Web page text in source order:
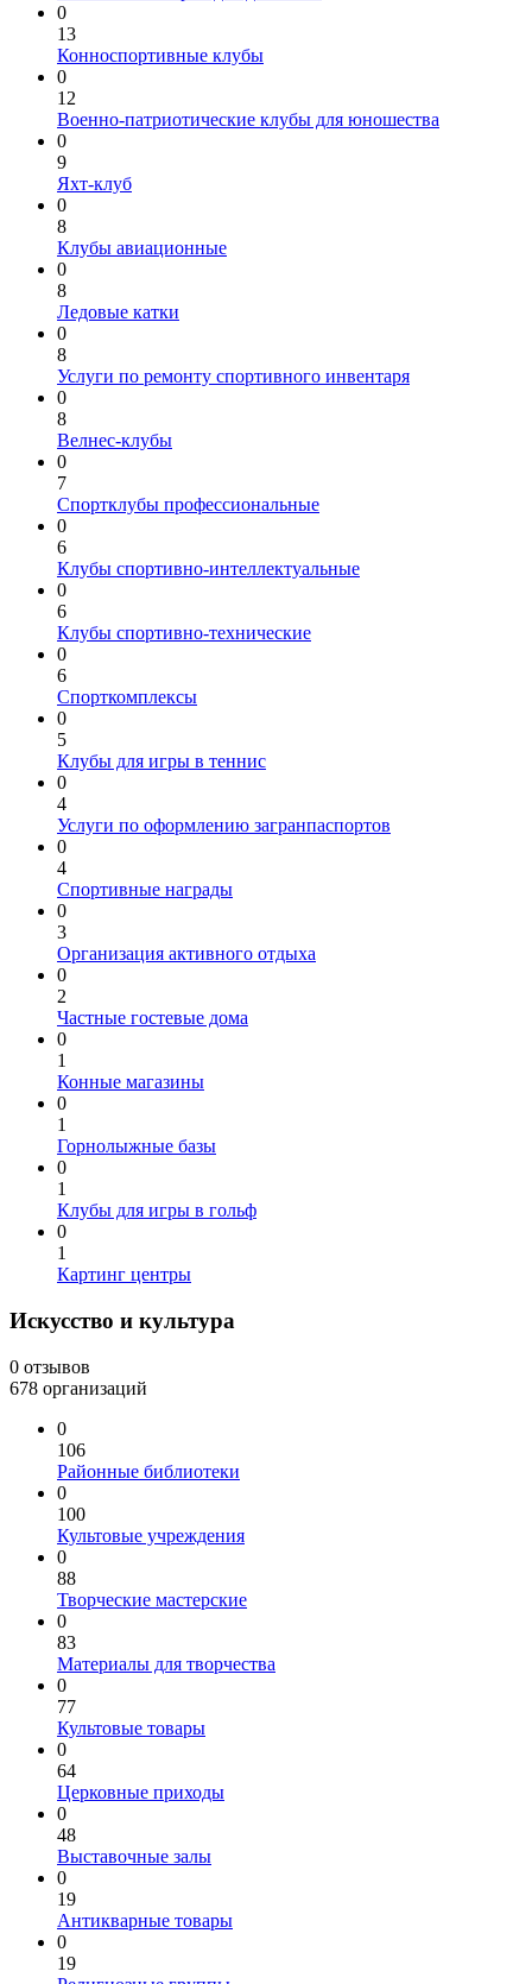
0
13
Конноспортивные клубы
0
12
Военно-патриотические клубы для юношества
0
9
Яхт-клуб
0
8
Клубы авиационные
0
8
Ледовые катки
0
8
Услуги по ремонту спортивного инвентаря
0
8
Велнес-клубы
0
7
Спортклубы профессиональные
0
6
Клубы спортивно-интеллектуальные
0
6
Клубы спортивно-технические
0
6
Спорткомплексы
0
5
Клубы для игры в теннис
0
4
Услуги по оформлению загранпаспортов
0
4
Спортивные награды
0
3
Организация активного отдыха
0
2
Частные гостевые дома
0
1
Конные магазины
0
1
Горнолыжные базы
0
1
Клубы для игры в гольф
0
1
Картинг центры
Искусство и культура
0 отзывов
678 организаций
0
106
Районные библиотеки
0
100
Культовые учреждения
0
88
Творческие мастерские
0
83
Материалы для творчества
0
77
Культовые товары
0
64
Церковные приходы
0
48
Выставочные залы
0
19
Антикварные товары
0
19